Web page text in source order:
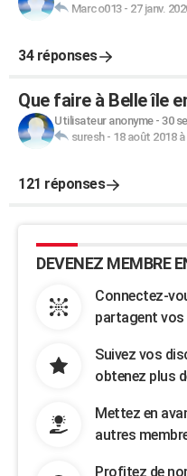
Marco013- 27 janv.
34 réponses
Que faire à Belle île
Utilisateur anonyme- 30
suresh- 18 août 2018 à
121 réponses
DEVENEZ MEMBRE
Connectez-
partagent
Suivez vos
obtenez plus
Mettez en
autres
Profitez de